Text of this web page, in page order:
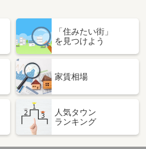
「住みたい街」
を見つけよう
家賃相場
人気タウン
ランキング